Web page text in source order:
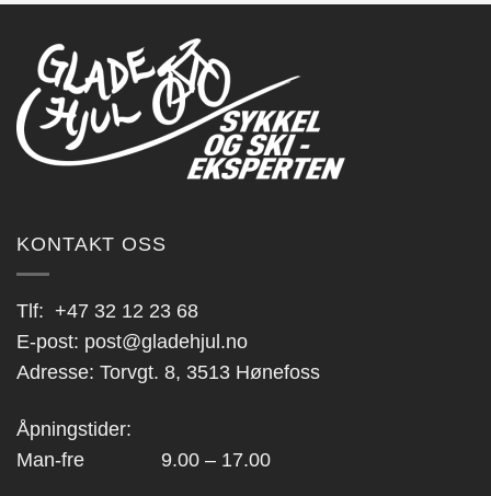
KONTAKT OSS
Tlf: +47 32 12 23 68
E-post: post@gladehjul.no
Adresse: Torvgt. 8, 3513 Hønefoss
Åpningstider:
Man-fre 9.00 – 17.00